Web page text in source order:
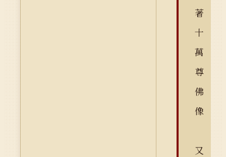
著
十
萬
尊
佛
像
又